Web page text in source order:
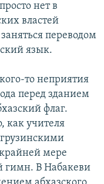
нет в
властей
переводом
язык.
то неприятия
перед зданием
флаг.
как учителя
мере
гимн. В Набакеви